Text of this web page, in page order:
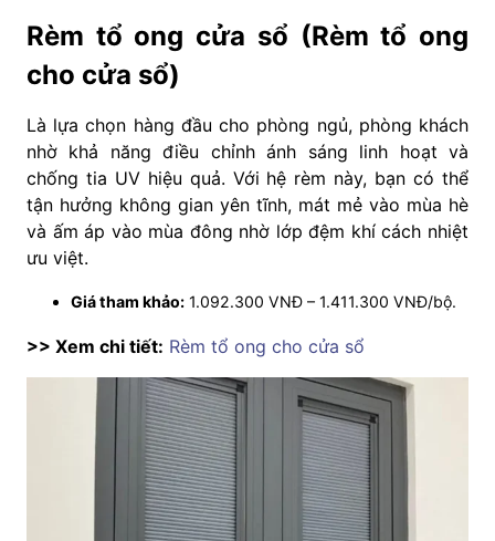
Rèm tổ ong cửa sổ (Rèm tổ ong
cho cửa sổ)
Là lựa chọn hàng đầu cho phòng ngủ, phòng khách
nhờ khả năng điều chỉnh ánh sáng linh hoạt và
chống tia UV hiệu quả. Với hệ rèm này, bạn có thể
tận hưởng không gian yên tĩnh, mát mẻ vào mùa hè
và ấm áp vào mùa đông nhờ lớp đệm khí cách nhiệt
ưu việt.
Giá tham khảo: 1.092.300 VNĐ – 1.411.300 VNĐ/bộ.
>> Xem chi tiết: Rèm tổ ong cho cửa sổ